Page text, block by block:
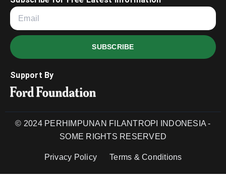
SUBSCRIBE
Support By
© 2024 PERHIMPUNAN FILANTROPI INDONESIA -
SOME RIGHTS RESERVED
Privacy Policy Terms & Conditions